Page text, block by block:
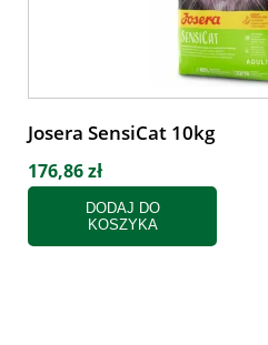
Josera SensiCat 10kg
176,86 zł
DODAJ DO
KOSZYKA